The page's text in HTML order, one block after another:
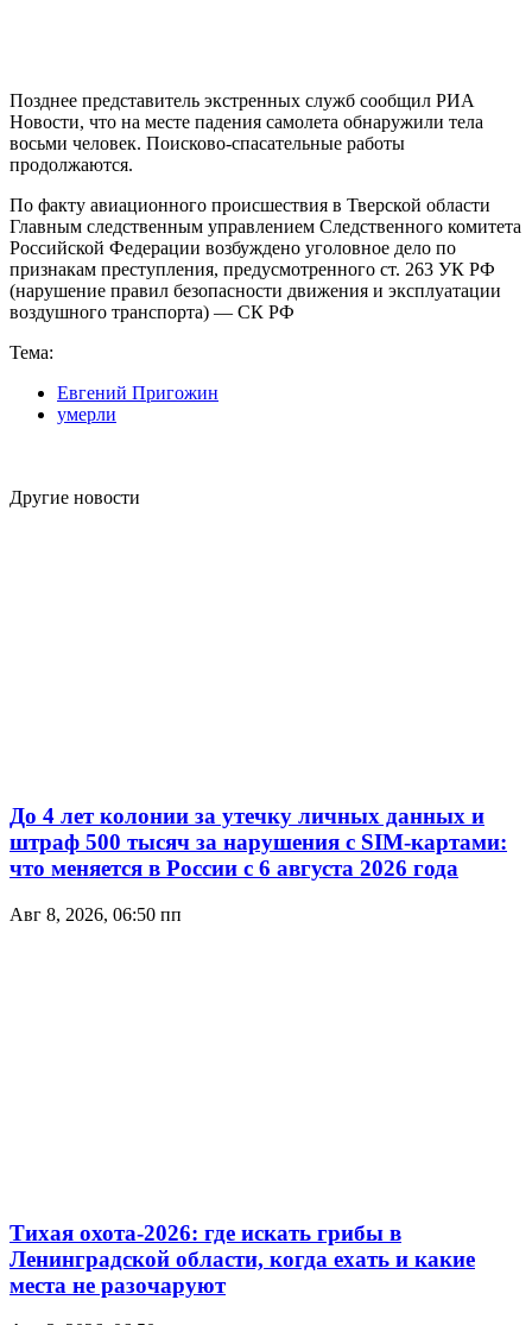
Позднее представитель экстренных служб сообщил РИА
Новости, что на месте падения самолета обнаружили тела
восьми человек. Поисково-спасательные работы
продолжаются.
По факту авиационного происшествия в Тверской области
Главным следственным управлением Следственного комитета
Российской Федерации возбуждено уголовное дело по
признакам преступления, предусмотренного ст. 263 УК РФ
(нарушение правил безопасности движения и эксплуатации
воздушного транспорта) — СК РФ
Тема:
Евгений Пригожин
умерли
Другие новости
До 4 лет колонии за утечку личных данных и
штраф 500 тысяч за нарушения с SIM-картами:
что меняется в России с 6 августа 2026 года
Авг 8, 2026, 06:50 пп
Тихая охота-2026: где искать грибы в
Ленинградской области, когда ехать и какие
места не разочаруют